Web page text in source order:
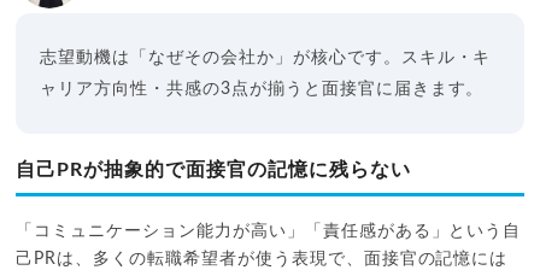
志望動機は「なぜその会社か」が核心です。スキル・キ
ャリア方向性・共感の3点が揃うと面接官に届きます。
自己PRが抽象的で面接官の記憶に残らない
「コミュニケーション能力が高い」「責任感がある」という自
己PRは、多くの転職希望者が使う表現で、面接官の記憶には